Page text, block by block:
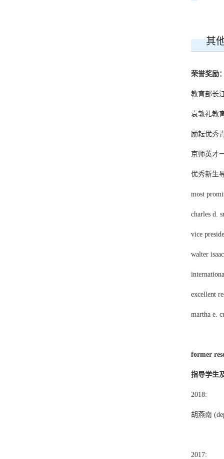
其
荣誉奖励
教育部长
袁敦礼教
励耘优秀
京师英才
优秀新生
most
charles d.
vice
walter
excellent
martha e.
former
指导学生
2018:
胡燕南
2017: